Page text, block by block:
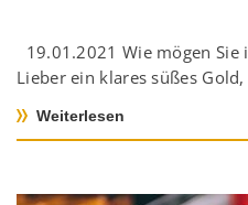
19.01.2021 Wie mögen
Lieber ein klares süßes
Weiterlesen